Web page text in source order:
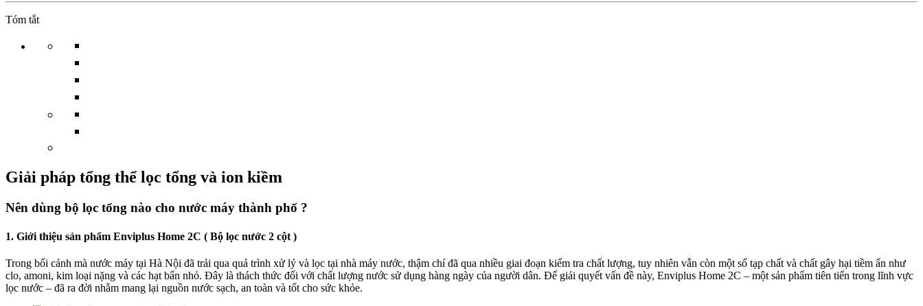
Tóm tắt
Giải pháp tổng thể lọc tổng và ion kiềm
Nên dùng bộ lọc tổng nào cho nước máy thành phố ?
1. Giới thiệu sản phẩm Enviplus Home 2C ( Bộ lọc nước 2 cột )
Trong bối cảnh mà nước máy tại Hà Nội đã trải qua quá trình xử lý và lọc tại nhà máy nước, thậm chí đã qua nhiều giai đoạn kiểm tra chất lượng, tuy nhiên vẫn còn một số tạp chất và chất gây hại tiềm ẩn như
clo, amoni, kim loại nặng và các hạt bẩn nhỏ. Đây là thách thức đối với chất lượng nước sử dụng hàng ngày của người dân. Để giải quyết vấn đề này, Enviplus Home 2C – một sản phẩm tiên tiến trong lĩnh vực
lọc nước – đã ra đời nhằm mang lại nguồn nước sạch, an toàn và tốt cho sức khỏe.